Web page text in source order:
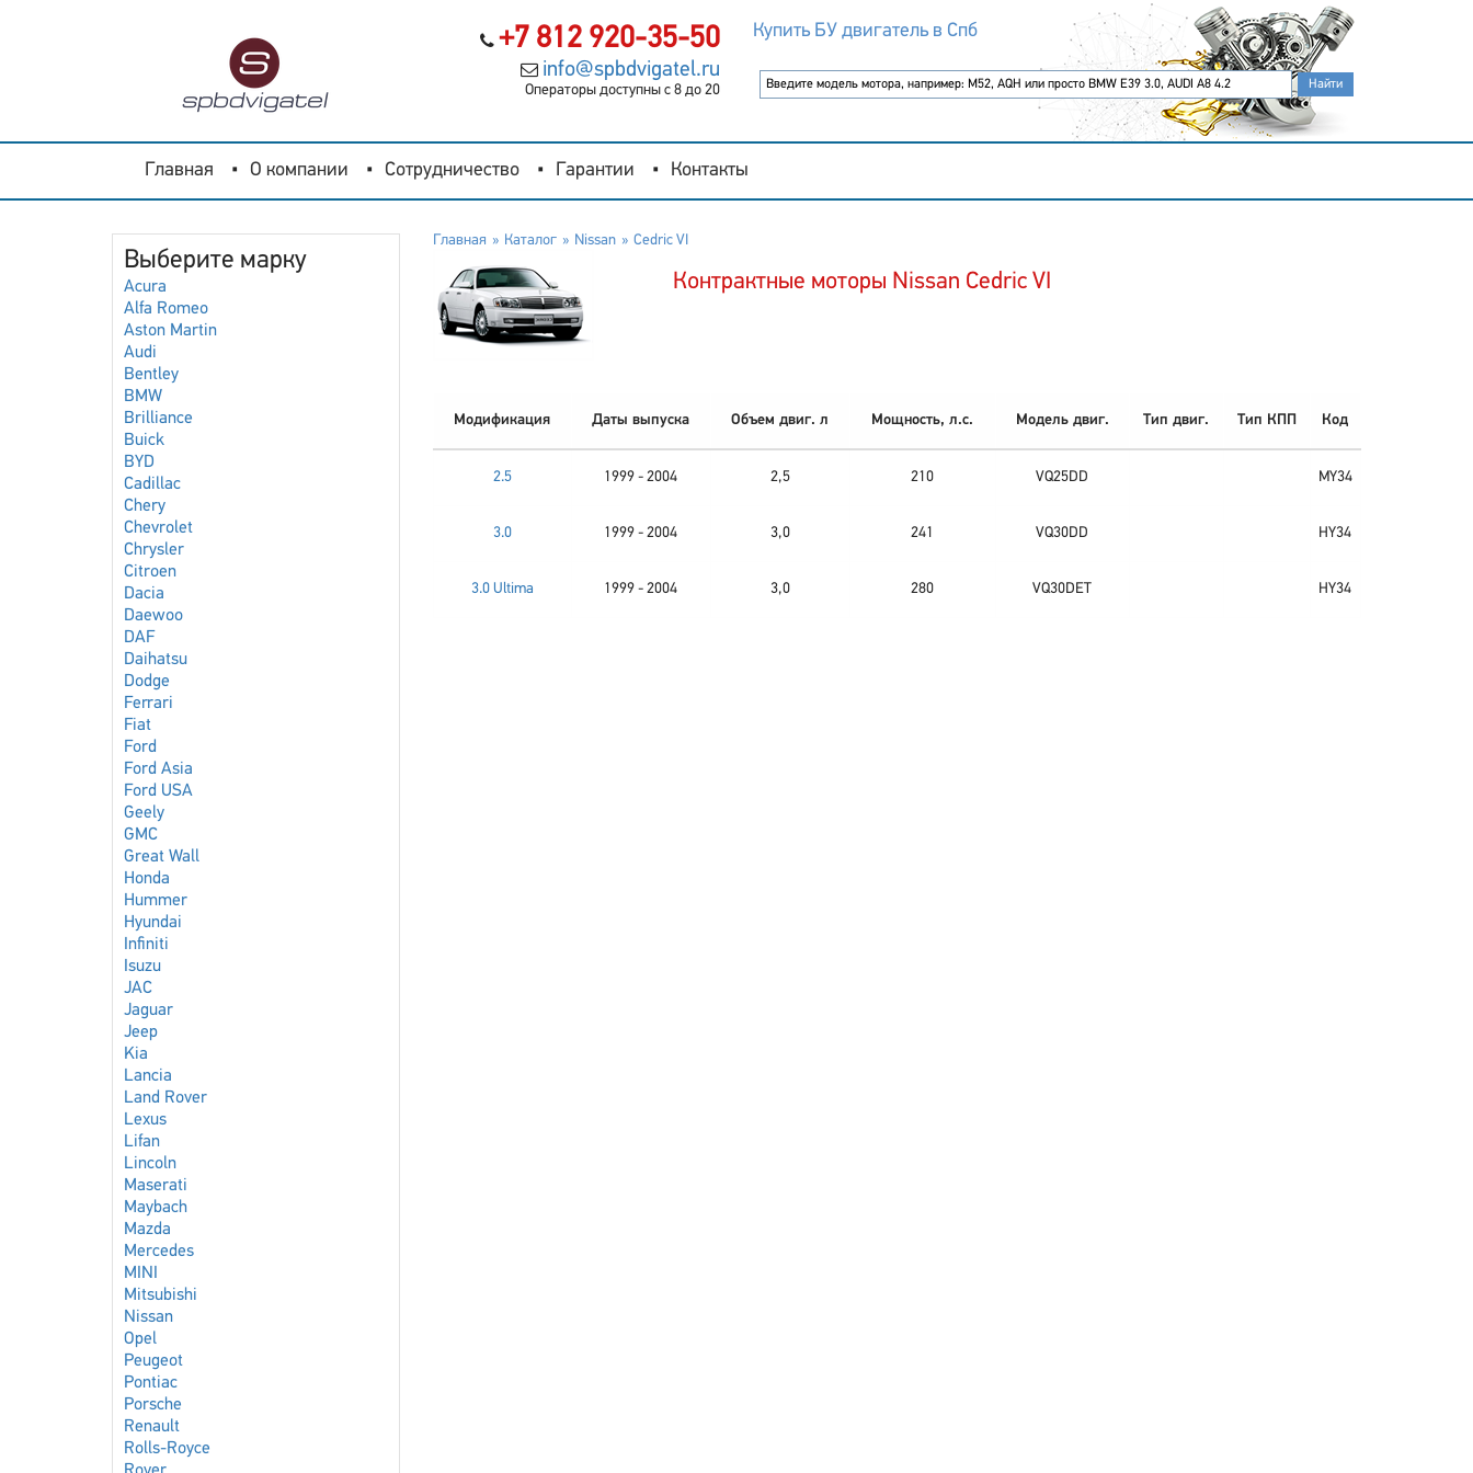
+7 812 920-35-50
info@spbdvigatel.ru
Операторы доступны с 8 до 20
Купить БУ двигатель в Спб
Главная О компании Сотрудничество Гарантии Контакты
Выберите марку
Acura
Alfa Romeo
Aston Martin
Audi
Bentley
BMW
Brilliance
Buick
BYD
Cadillac
Chery
Chevrolet
Chrysler
Citroen
Dacia
Daewoo
DAF
Daihatsu
Dodge
Ferrari
Fiat
Ford
Ford Asia
Ford USA
Geely
GMC
Great Wall
Honda
Hummer
Hyundai
Infiniti
Isuzu
JAC
Jaguar
Jeep
Kia
Lancia
Land Rover
Lexus
Lifan
Lincoln
Maserati
Maybach
Mazda
Mercedes
MINI
Mitsubishi
Nissan
Opel
Peugeot
Pontiac
Porsche
Renault
Rolls-Royce
Главная Каталог Nissan Cedric VI
Контрактные моторы Nissan Cedric VI
Модификация Даты выпуска Объем двиг. л Мощность, л.с. Модель двиг. Тип двиг. Тип КПП Код
2.5 1999 - 2004 2,5 210 VQ25DD MY34
3.0 1999 - 2004 3,0 241 VQ30DD HY34
3.0 Ultima 1999 - 2004 3,0 280 VQ30DET HY34